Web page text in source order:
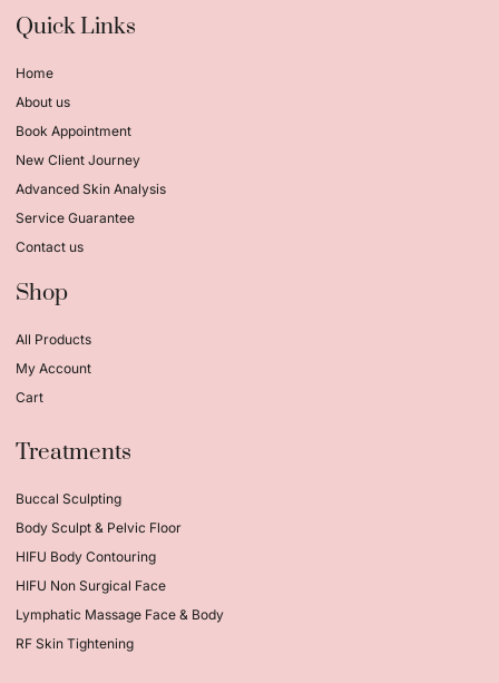
Quick Links
Home
About us
Book Appointment
New Client Journey
Advanced Skin Analysis
Service Guarantee
Contact us
Shop
All Products
My Account
Cart
Treatments
Buccal Sculpting
Body Sculpt & Pelvic Floor
HIFU Body Contouring
HIFU Non Surgical Face
Lymphatic Massage Face & Body
RF Skin Tightening